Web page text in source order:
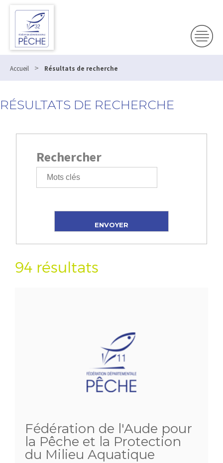
Accueil > Résultats de recherche
RÉSULTATS DE RECHERCHE
Rechercher
94 résultats
Fédération de l'Aude pour
la Pêche et la Protection
du Milieu Aquatique